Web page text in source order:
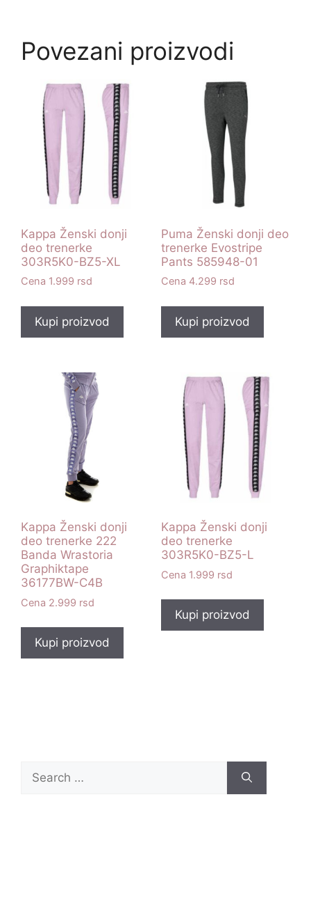
Povezani proizvodi
Kappa Ženski donji
deo trenerke
303R5K0-BZ5-XL
1.999 rsd
Kupi proizvod
Puma Ženski donji deo
trenerke Evostripe
Pants 585948-01
4.299 rsd
Kupi proizvod
Kappa Ženski donji
deo trenerke 222
Banda Wrastoria
Graphiktape
36177BW-C4B
2.999 rsd
Kupi proizvod
Kappa Ženski donji
deo trenerke
303R5K0-BZ5-L
1.999 rsd
Kupi proizvod